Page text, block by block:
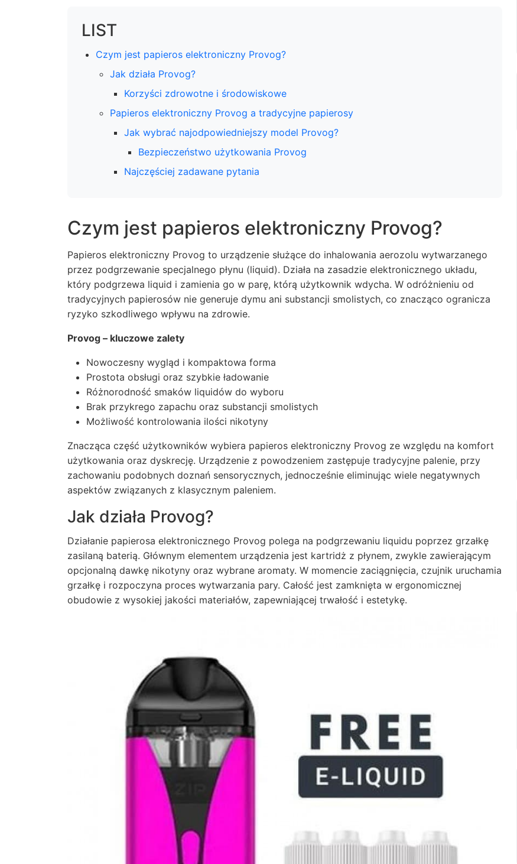
LIST
Czym jest papieros elektroniczny Provog?
Jak działa Provog?
Korzyści zdrowotne i środowiskowe
Papieros elektroniczny Provog a tradycyjne papierosy
Jak wybrać najodpowiedniejszy model Provog?
Bezpieczeństwo użytkowania Provog
Najczęściej zadawane pytania
Czym jest papieros elektroniczny Provog?
Papieros elektroniczny Provog to urządzenie służące do inhalowania aerozolu wytwarzanego
przez podgrzewanie specjalnego płynu (liquid). Działa na zasadzie elektronicznego układu,
który podgrzewa liquid i zamienia go w parę, którą użytkownik wdycha. W odróżnieniu od
tradycyjnych papierosów nie generuje dymu ani substancji smolistych, co znacząco ogranicza
ryzyko szkodliwego wpływu na zdrowie.
Provog – kluczowe zalety
Nowoczesny wygląd i kompaktowa forma
Prostota obsługi oraz szybkie ładowanie
Różnorodność smaków liquidów do wyboru
Brak przykrego zapachu oraz substancji smolistych
Możliwość kontrolowania ilości nikotyny
Znacząca część użytkowników wybiera papieros elektroniczny Provog ze względu na komfort
użytkowania oraz dyskrecję. Urządzenie z powodzeniem zastępuje tradycyjne palenie, przy
zachowaniu podobnych doznań sensorycznych, jednocześnie eliminując wiele negatywnych
aspektów związanych z klasycznym paleniem.
Jak działa Provog?
Działanie papierosa elektronicznego Provog polega na podgrzewaniu liquidu poprzez grzałkę
zasilaną baterią. Głównym elementem urządzenia jest kartridż z płynem, zwykle zawierającym
opcjonalną dawkę nikotyny oraz wybrane aromaty. W momencie zaciągnięcia, czujnik uruchamia
grzałkę i rozpoczyna proces wytwarzania pary. Całość jest zamknięta w ergonomicznej
obudowie z wysokiej jakości materiałów, zapewniającej trwałość i estetykę.